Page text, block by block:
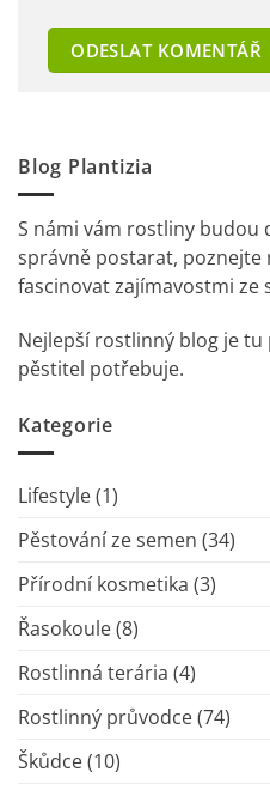
Blog Plantizia
S námi vám rostliny budou
správně postarat, poznejte
fascinovat zajímavostmi ze
Nejlepší rostlinný blog je tu
pěstitel potřebuje.
Kategorie
Lifestyle(1)
Pěstování ze semen (34)
Přírodní kosmetika (3)
Řasokoule(8)
Rostlinná terária (4)
Rostlinný průvodce(74)
Škůdce(10)